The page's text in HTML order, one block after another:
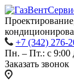
+7 (342) 276-
Пн. – Пт.: с 9:00
Заказать звонок